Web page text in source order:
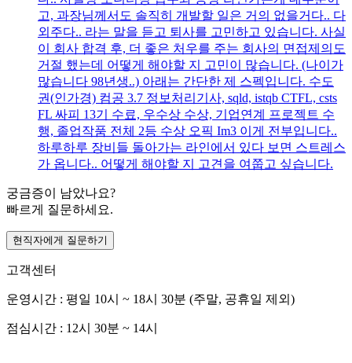
고, 과장님께서도 솔직히 개발할 일은 거의 없을거다.. 다
외주다.. 라는 말을 듣고 퇴사를 고민하고 있습니다. 사실
이 회사 합격 후, 더 좋은 처우를 주는 회사의 면접제의도
거절 했는데 어떻게 해야할 지 고민이 많습니다. (나이가
많습니다 98년생..) 아래는 간단한 제 스펙입니다. 수도
권(인가경) 컴공 3.7 정보처리기사, sqld, istqb CTFL, csts
FL 싸피 13기 수료, 우수상 수상, 기업연계 프로젝트 수
행, 졸업작품 전체 2등 수상 오픽 Im3 이게 전부입니다..
하루하루 장비들 돌아가는 라인에서 있다 보면 스트레스
가 옵니다.. 어떻게 해야할 지 고견을 여쭙고 싶습니다.
궁금증이 남았나요?
빠르게 질문하세요.
현직자에게 질문하기
고객센터
운영시간 : 평일 10시 ~ 18시 30분 (주말, 공휴일 제외)
점심시간 : 12시 30분 ~ 14시